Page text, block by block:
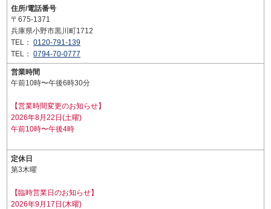
住所/電話番号
〒675-1371
兵庫県小野市黒川町1712
TEL： 0120-791-139
TEL： 0794-70-0777
営業時間
午前10時〜午後6時30分
【営業時間変更のお知らせ】
2026年8月22日(土曜)
午前10時〜午後4時
定休日
第3木曜
【臨時営業日のお知らせ】
2026年9月17日(木曜)